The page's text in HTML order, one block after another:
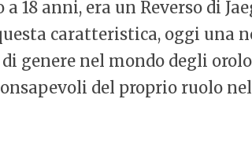
anni, era un Reverso di
caratteristica, oggi una
genere nel mondo degli
del proprio ruolo